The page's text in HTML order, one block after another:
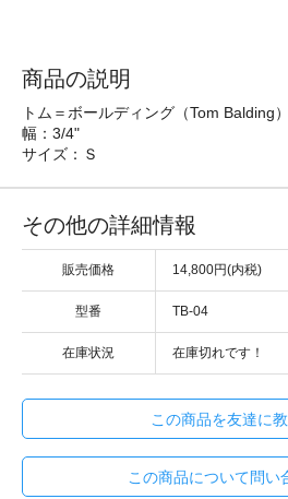
商品の説明
トム＝ボールディング（Tom Balding
幅：3/4"
サイズ：Ｓ
その他の詳細情報
販売価格 14,800円(内税)
型番 TB-04
在庫状況 在庫切れです！
この商品を友達に
この商品について問い